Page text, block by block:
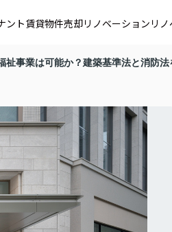
ント賃貸物件売却リノベーション リ
祉事業は可能か？建築基準法と消防